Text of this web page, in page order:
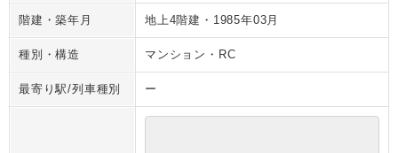
階建・築年月 地上4階建 ・ 1985年03月
種別・構造 マンション ・ RC
最寄り駅/列車種別 ー